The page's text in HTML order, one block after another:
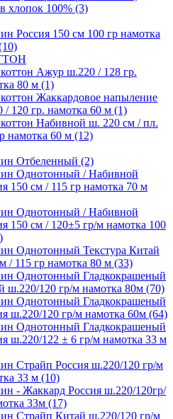
хлопок 100% (3)
Россия 150 см 100 гр намотка
Ажур ш.220 / 128 гр.
80 м (1)
Жаккардовое напыление
/ 120 гр. намотка 60 м (1)
Набивной ш. 220 см / пл.
намотка 60 м (12)
Отбеленный (2)
Однотонный / Набивной
150 см / 115 гр намотка 70 м
Однотонный / Набивной
150 см / 120±5 гр/м намотка 100
Однотонный Текстура Китай
/ 115 гр намотка 80 м (33)
Однотонный Гладкокрашеный
ш.220/120 гр/м намотка 80м (70)
Однотонный Гладкокрашеный
ш.220/120 гр/м намотка 60м (64)
Однотонный Гладкокрашеный
ш.220/122 ± 6 гр/м намотка 33 м
Страйп Россия ш.220/120 гр/м
33 м (10)
- Жаккард Россия ш.220/120гр/
33м (17)
Страйп Китай ш.220/120 гр/м